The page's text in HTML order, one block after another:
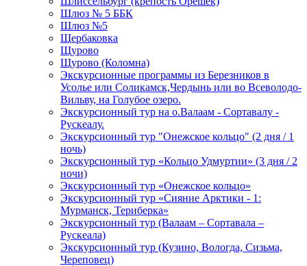
Шлюз № 5 ББК
Шлюз №5
Щербаковка
Щурово
Щурово (Коломна)
Экскурсионные программы из Березников в
Усолье или Соликамск,Чердынь или во Всеволодо-
Вильву, на Голубое озеро.
Экскурсионный тур на о.Валаам - Сортавалу -
Рускеалу.
Экскурсионный тур "Онежское кольцо" (2 дня / 1
ночь)
Экскурсионный тур «Кольцо Удмуртии» (3 дня / 2
ночи)
Экскурсионный тур «Онежское кольцо»
Экскурсионный тур «Сияние Арктики - 1:
Мурманск, Териберка»
Экскурсионный тур (Валаам – Сортавала –
Рускеала)
Экскурсионный тур (Кузино, Вологда, Сизьма,
Череповец)